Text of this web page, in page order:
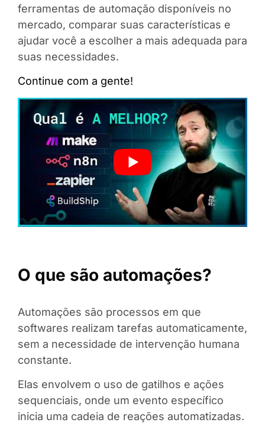
ferramentas de automação disponíveis no
mercado, comparar suas características e
ajudar você a escolher a mais adequada para
suas necessidades.
Continue com a gente!
O que são automações?
Automações são processos em que
softwares realizam tarefas automaticamente,
sem a necessidade de intervenção humana
constante.
Elas envolvem o uso de gatilhos e ações
sequenciais, onde um evento específico
inicia uma cadeia de reações automatizadas.